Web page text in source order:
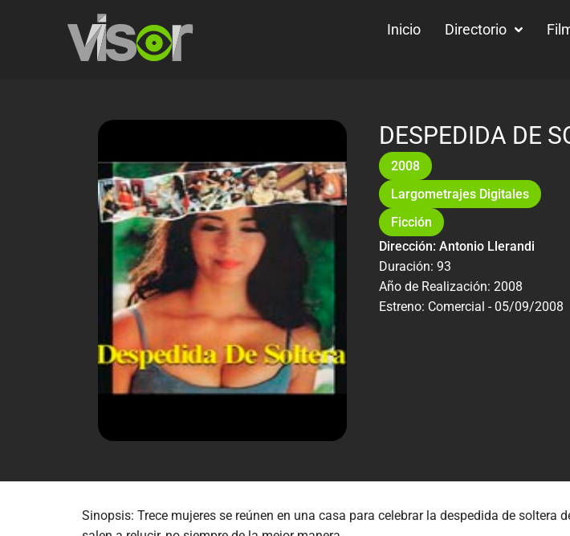
Inicio Directorio
DESPEDIDA DE
2008
Largometrajes Digitales
Ficción
Dirección: Antonio Llerandi
Duración: 93
Año de Realización: 2008
Estreno: Comercial - 05/09/2008
Sinopsis: Trece mujeres se reúnen en una casa para celebrar la despedida de soltera